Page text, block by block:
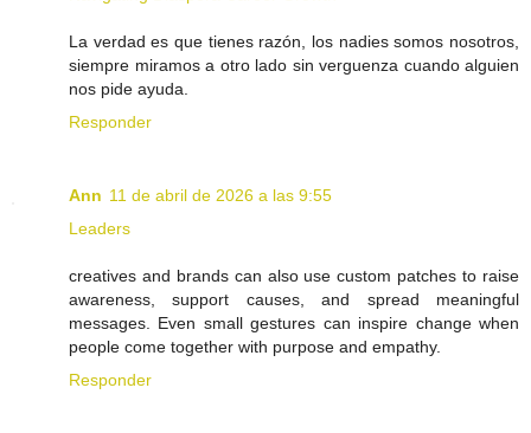
La verdad es que tienes razón, los nadies somos nosotros,
siempre miramos a otro lado sin verguenza cuando alguien
nos pide ayuda.
Responder
Ann 11 de abril de 2026 a las 9:55
Leaders
creatives and brands can also use custom patches to raise
awareness, support causes, and spread meaningful
messages. Even small gestures can inspire change when
people come together with purpose and empathy.
Responder